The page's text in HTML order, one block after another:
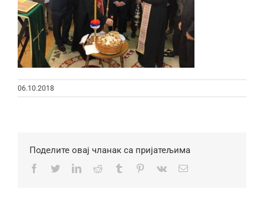
06.10.2018
Поделите овај чланак са пријатељима
Facebook
TwitterLinkedInReddit Tumblr Pinterest
Vk Email